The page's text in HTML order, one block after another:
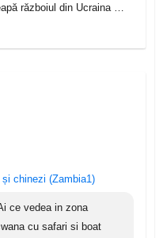
războiul din Ucraina …
chinezi (Zambia1)
ce vedea in zona
cu safari si boat